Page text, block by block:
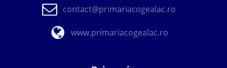
contact@primariacogealac.ro
www.primariacogealac.ro